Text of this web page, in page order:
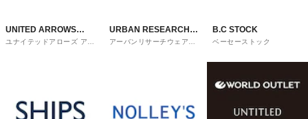
UNITED ARROWS
OUTLET
ユナイテッドアローズ アウ
URBAN RESEARCH
ware house
アーバンリサーチウェアハ
B.C STOCK
ベーセーストック